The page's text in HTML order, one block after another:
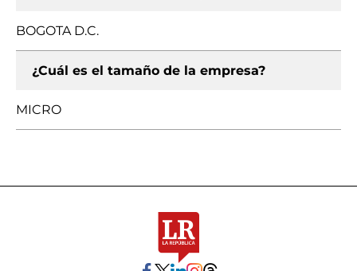
BOGOTA D.C.
¿Cuál es el tamaño de la empresa?
MICRO